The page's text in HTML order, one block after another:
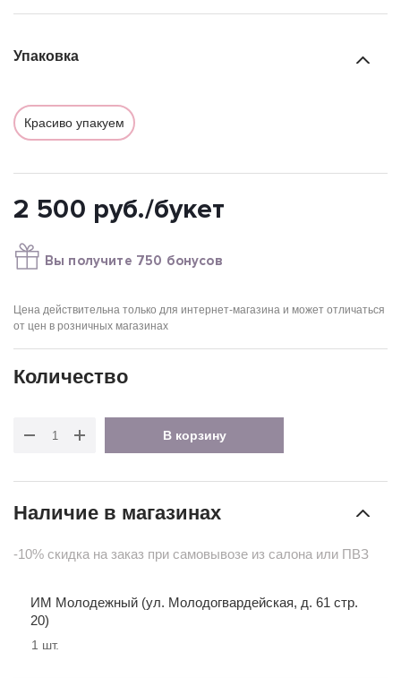
Упаковка
Красиво упакуем
2 500 руб./букет
Вы получите 750 бонусов
Цена действительна только для интернет-магазина и может отличаться
от цен в розничных магазинах
Количество
В корзину
Наличие в магазинах
-10% скидка на заказ при самовывозе из салона или ПВЗ
ИМ Молодежный (ул. Молодогвардейская, д. 61 стр.
20)
1 шт.